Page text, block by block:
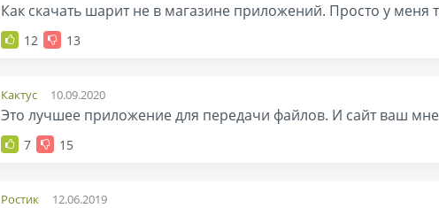
Как скачать шарит не в магазине приложений. Просто у меня
12 13
Кактус 10.09.2020
Это лучшее приложение для передачи файлов. И сайт ваш
7 15
Ростик 12.06.2019